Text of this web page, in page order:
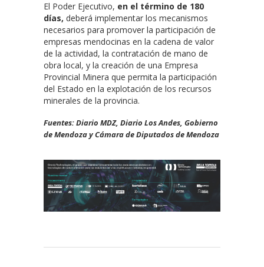
El Poder Ejecutivo, en el término de 180
días, deberá implementar los mecanismos
necesarios para promover la participación de
empresas mendocinas en la cadena de valor
de la actividad, la contratación de mano de
obra local, y la creación de una Empresa
Provincial Minera que permita la participación
del Estado en la explotación de los recursos
minerales de la provincia.
Fuentes: Diario MDZ, Diario Los Andes, Gobierno
de Mendoza y Cámara de Diputados de Mendoza